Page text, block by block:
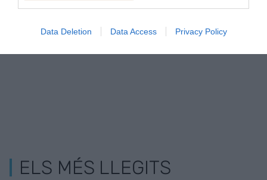
Data Deletion Data Access Privacy Policy
endèmic i deslleial”20.000 milions
la fiscalitat
injusta
ELS MÉS LLEGITS